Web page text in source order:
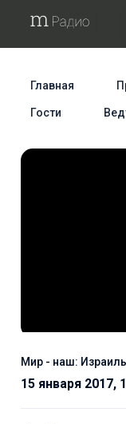
Главная
Гости
Мир - наш:
15 января 2017,